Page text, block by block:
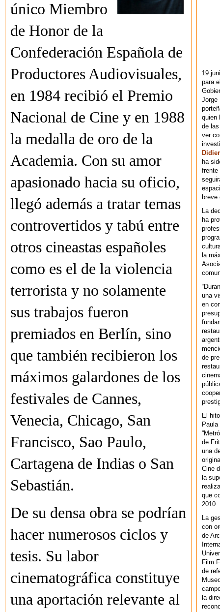
único Miembro
de Honor de la
Confederación Española de
Productores Audiovisuales,
en 1984 recibió el Premio
Nacional de Cine y en 1988
la medalla de oro de la
Academia. Con su amor
apasionado hacia su oficio,
llegó además a tratar temas
controvertidos y tabú entre
otros cineastas españoles
como es el de la violencia
terrorista y no solamente
sus trabajos fueron
premiados en Berlín, sino
que también recibieron los
máximos galardones de los
festivales de Cannes,
Venecia, Chicago, San
Francisco, Sao Paulo,
Cartagena de Indias o San
Sebastián.
De su densa obra se podrían
hacer numerosos ciclos y
tesis. Su labor
cinematográfica constituye
una aportación relevante al
19
para
Jorge
quien
de
ver
Didier
ha
frente
breve
La
ha
la
una
en
de
El
de
una
Cine
la
que
2010.
La
con
de
Film
de
la